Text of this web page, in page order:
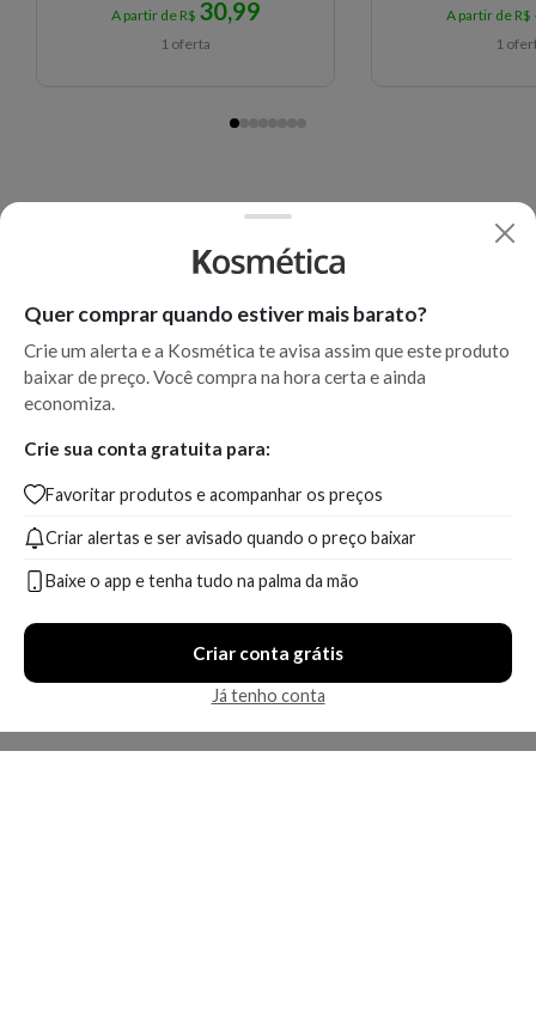
A partir de R$ 30,99
1 oferta
A partir de R$
1
Quer comprar quando estiver mais barato?
Crie um alerta e a Kosmética te avisa assim que este produto
baixar de preço. Você compra na hora certa e ainda
economiza.
Crie sua conta gratuita para:
Favoritar produtos e acompanhar os preços
Criar alertas e ser avisado quando o preço baixar
Baixe o app e tenha tudo na palma da mão
Criar conta grátis
Já tenho conta